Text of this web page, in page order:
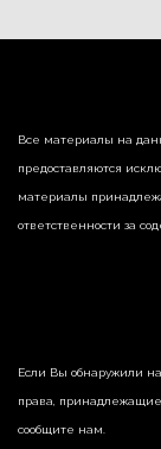
Все материалы на
предоставляются
материалы
ответственности за
Если Вы обнаружили
права,
сообщите нам.